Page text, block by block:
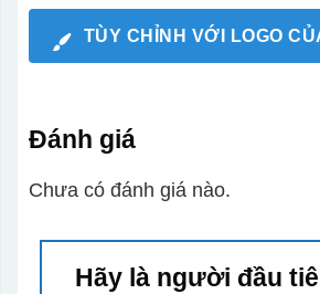
TÙY CHỈNH VỚI LOGO
Đánh giá
Chưa có đánh giá nào.
Hãy là người đầu